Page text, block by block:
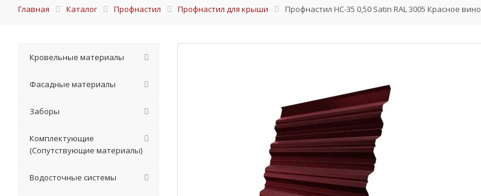
Главная Каталог Профнастил Профнастил для крыши Профнастил НС-35 0,50 Satin RAL 3005 Красное вино
Кровельные материалы
Фасадные материалы
Заборы
Комплектующие
(Сопутствующие материалы)
Водосточные системы